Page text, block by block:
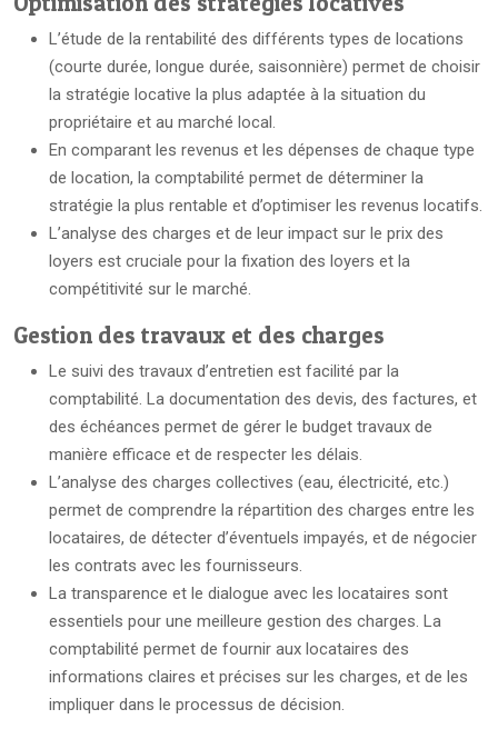
L’étude de la rentabilité des différents types de locations
(courte durée, longue durée, saisonnière) permet de choisir
la stratégie locative la plus adaptée à la situation du
propriétaire et au marché local.
En comparant les revenus et les dépenses de chaque type
de location, la comptabilité permet de déterminer la
stratégie la plus rentable et d’optimiser les revenus locatifs.
L’analyse des charges et de leur impact sur le prix des
loyers est cruciale pour la fixation des loyers et la
compétitivité sur le marché.
Gestion des travaux et des charges
Le suivi des travaux d’entretien est facilité par la
comptabilité. La documentation des devis, des factures, et
des échéances permet de gérer le budget travaux de
manière efficace et de respecter les délais.
L’analyse des charges collectives (eau, électricité, etc.)
permet de comprendre la répartition des charges entre les
locataires, de détecter d’éventuels impayés, et de négocier
les contrats avec les fournisseurs.
La transparence et le dialogue avec les locataires sont
essentiels pour une meilleure gestion des charges. La
comptabilité permet de fournir aux locataires des
informations claires et précises sur les charges, et de les
impliquer dans le processus de décision.